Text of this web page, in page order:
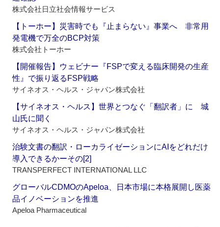
株式会社日立社会情報サービス
【トーホー】災害時でも『止まらない』事業へ 非常用
発電機で万全のBCP対策
株式会社トーホー
【開催報告】ウェビナー『FSPで変える臨床開発の生産
性』で振り返るFSP戦略
サイネオス・ヘルス・ジャパン株式会社
【サイネオス・ヘルス】世界とつなぐ「翻訳者」に 城
山氏に聞く
サイネオス・ヘルス・ジャパン株式会社
治験文書の翻訳・ローカライゼーションにAIをどれだけ
導入できるかーその[2]
TRANSPERFECT INTERNATIONAL LLC
グローバルCDMOのApeloa、日本市場に本格展開し医薬
品イノベーションを推進
Apeloa Pharmaceutical